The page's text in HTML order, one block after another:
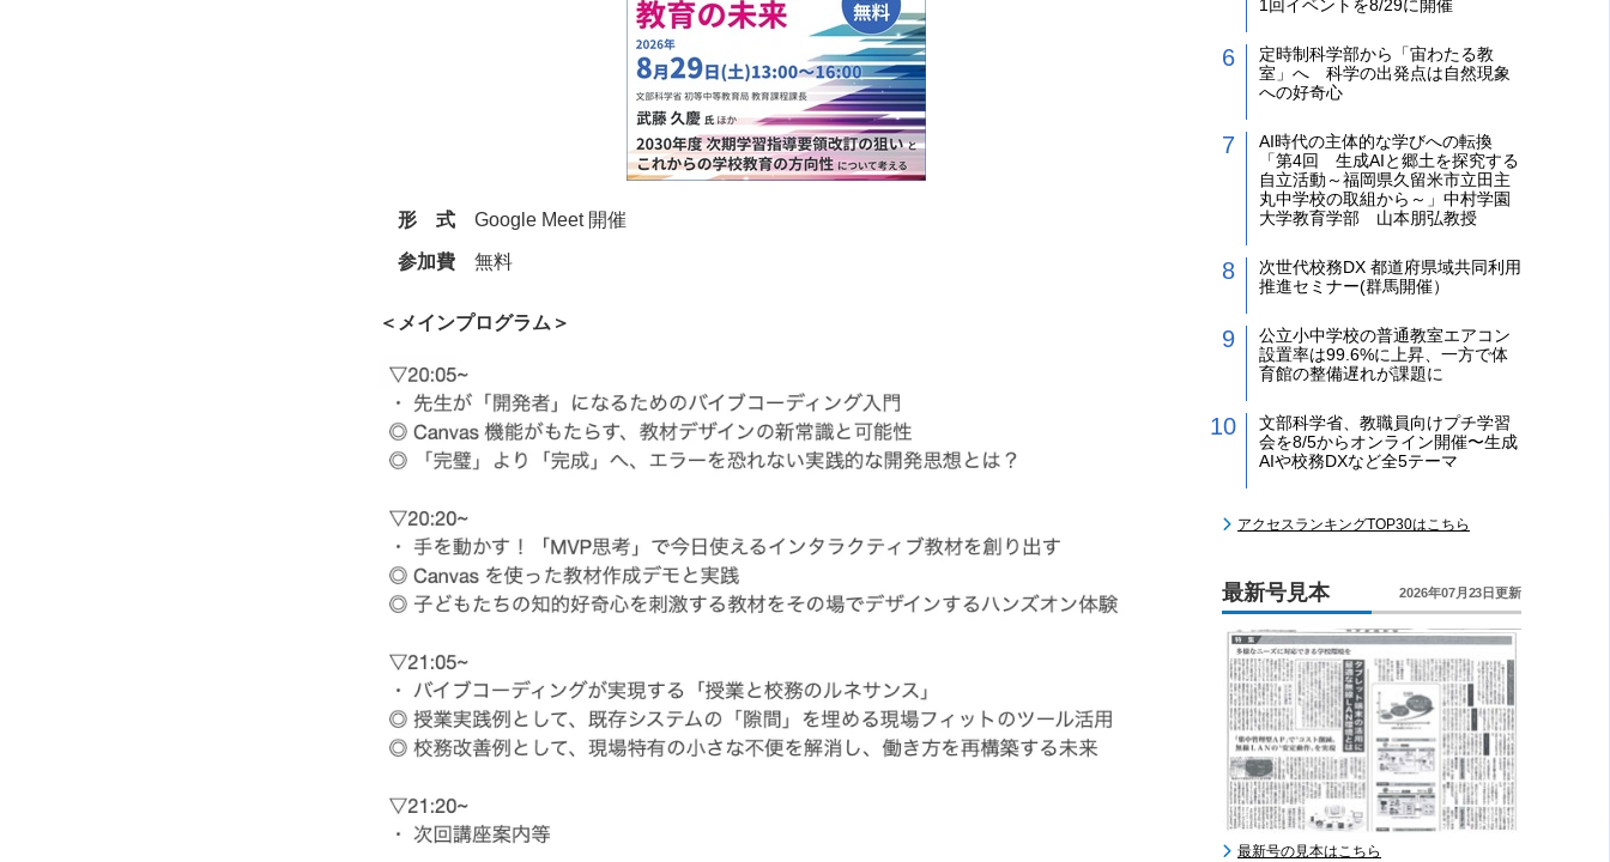
形 式 Google Meet 開催
参加費 無料
＜メインプログラム＞
1回イベントを8/29に開催
定時制科学部から「宙わたる教
室」へ 科学の出発点は自然現象
への好奇心
AI時代の主体的な学びへの転換
「第4回 生成AIと郷土を探究する
自立活動～福岡県久留米市立田主
丸中学校の取組から～」中村学園
大学教育学部 山本朋弘教授
次世代校務DX 都道府県域共同利用
推進セミナー(群馬開催）
公立小中学校の普通教室エアコン
設置率は99.6%に上昇、一方で体
育館の整備遅れが課題に
文部科学省、教職員向けプチ学習
会を8/5からオンライン開催〜生成
AIや校務DXなど全5テーマ
アクセスランキングTOP30はこちら
最新号見本 2026年07月23日更新
最新号の見本はこちら